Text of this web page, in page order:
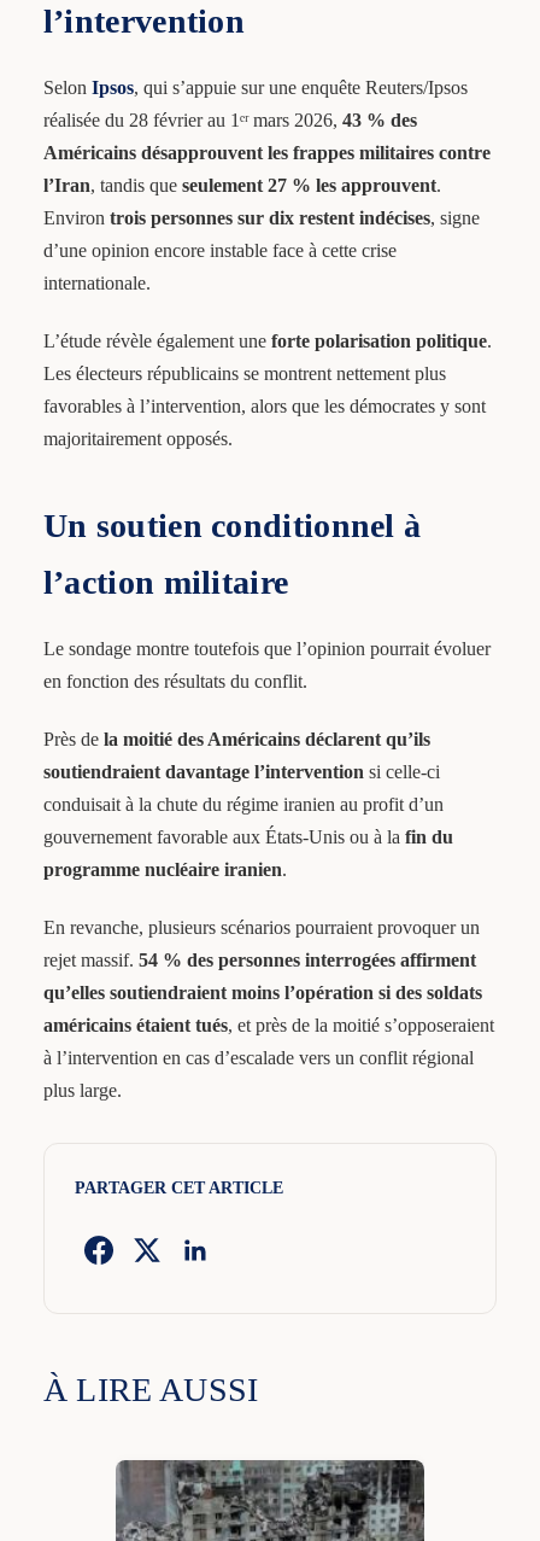
l’intervention
Selon Ipsos, qui s’appuie sur une enquête Reuters/Ipsos
réalisée du 28 février au 1ᵉʳ mars 2026, 43 % des
Américains désapprouvent les frappes militaires contre
l’Iran, tandis que seulement 27 % les approuvent.
Environ trois personnes sur dix restent indécises, signe
d’une opinion encore instable face à cette crise
internationale.
L’étude révèle également une forte polarisation politique.
Les électeurs républicains se montrent nettement plus
favorables à l’intervention, alors que les démocrates y sont
majoritairement opposés.
Un soutien conditionnel à
l’action militaire
Le sondage montre toutefois que l’opinion pourrait évoluer
en fonction des résultats du conflit.
Près de la moitié des Américains déclarent qu’ils
soutiendraient davantage l’intervention si celle-ci
conduisait à la chute du régime iranien au profit d’un
gouvernement favorable aux États-Unis ou à la fin du
programme nucléaire iranien.
En revanche, plusieurs scénarios pourraient provoquer un
rejet massif. 54 % des personnes interrogées affirment
qu’elles soutiendraient moins l’opération si des soldats
américains étaient tués, et près de la moitié s’opposeraient
à l’intervention en cas d’escalade vers un conflit régional
plus large.
PARTAGER CET ARTICLE
À LIRE AUSSI